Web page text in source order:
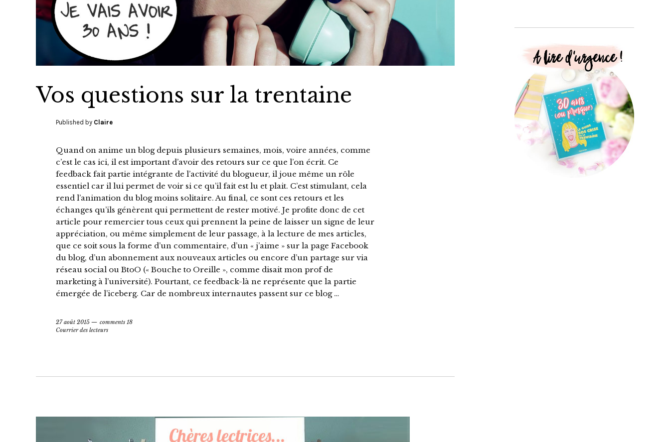
Vos questions sur la trentaine
Published by Claire
Quand on anime un blog depuis plusieurs semaines, mois, voire années, comme
c’est le cas ici, il est important d’avoir des retours sur ce que l’on écrit. Ce
feedback fait partie intégrante de l’activité du blogueur, il joue même un rôle
essentiel car il lui permet de voir si ce qu’il fait est lu et plait. C’est stimulant, cela
rend l’animation du blog moins solitaire. Au final, ce sont ces retours et les
échanges qu’ils génèrent qui permettent de rester motivé. Je profite donc de cet
article pour remercier tous ceux qui prennent la peine de laisser un signe de leur
appréciation, ou même simplement de leur passage, à la lecture de mes articles,
que ce soit sous la forme d’un commentaire, d’un « j’aime » sur la page Facebook
du blog, d’un abonnement aux nouveaux articles ou encore d’un partage sur via
réseau social ou BtoO (« Bouche to Oreille », comme disait mon prof de
marketing à l’université). Pourtant, ce feedback-là ne représente que la partie
émergée de l’iceberg. Car de nombreux internautes passent sur ce blog …
27 août 2015
comments 18
Courrier des lecteurs